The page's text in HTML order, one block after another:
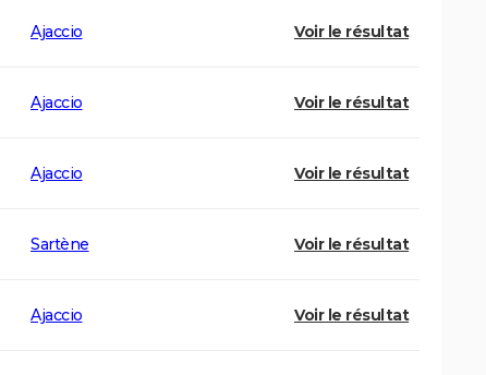
Ajaccio Voir le résultat
Ajaccio Voir le résultat
Ajaccio Voir le résultat
Sartène Voir le résultat
Ajaccio Voir le résultat